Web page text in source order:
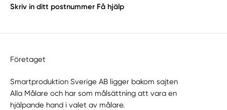
Skriv in ditt postnummer Få hjälp
Företaget
Smartproduktion Sverige AB ligger bakom sajten
Alla Målare och har som målsättning att vara en
hjälpande hand i valet av målare.